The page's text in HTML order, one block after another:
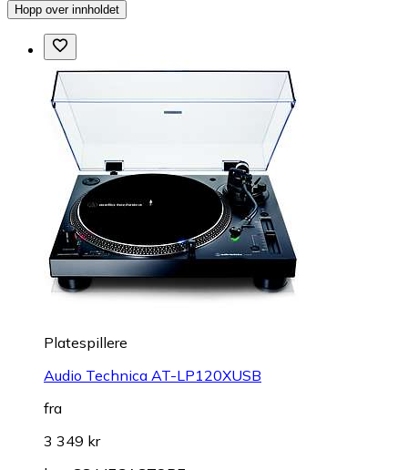
Hopp over innholdet
Platespillere
Audio Technica AT-LP120XUSB
fra
3 349 kr